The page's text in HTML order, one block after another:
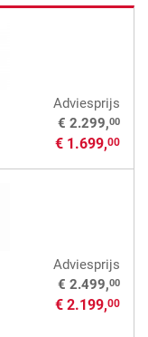
Adviesprijs
€ 2.299,00
€ 1.699,00
Adviesprijs
€ 2.499,00
€ 2.199,00